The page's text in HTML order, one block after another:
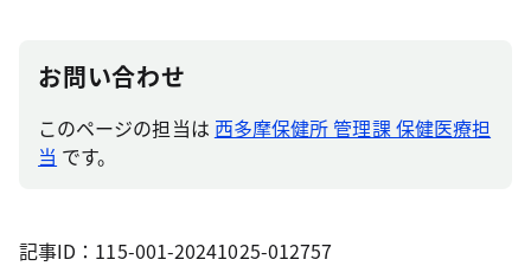
お問い合わせ
このページの担当は 西多摩保健所 管理課 保健医療担
当 です。
記事ID：115-001-20241025-012757